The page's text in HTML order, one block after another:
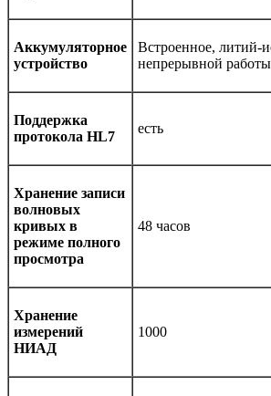
Аккумуляторное
устройство
Встроенное, литий-
непрерывной работы
Поддержка
протокола HL7
есть
Хранение записи
волновых
кривых в
режиме полного
просмотра
48 часов
Хранение
измерений
НИАД
1000